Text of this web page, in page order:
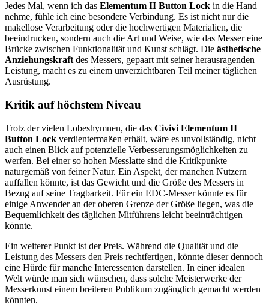
Jedes Mal, wenn ich das Elementum II Button Lock in die Hand
nehme, fühle ich eine besondere Verbindung. Es ist nicht nur die
makellose Verarbeitung oder die hochwertigen Materialien, die
beeindrucken, sondern auch die Art und Weise, wie das Messer eine
Brücke zwischen Funktionalität und Kunst schlägt. Die ästhetische
Anziehungskraft des Messers, gepaart mit seiner herausragenden
Leistung, macht es zu einem unverzichtbaren Teil meiner täglichen
Ausrüstung.
Kritik auf höchstem Niveau
Trotz der vielen Lobeshymnen, die das Civivi Elementum II
Button Lock verdientermaßen erhält, wäre es unvollständig, nicht
auch einen Blick auf potenzielle Verbesserungsmöglichkeiten zu
werfen. Bei einer so hohen Messlatte sind die Kritikpunkte
naturgemäß von feiner Natur. Ein Aspekt, der manchen Nutzern
auffallen könnte, ist das Gewicht und die Größe des Messers in
Bezug auf seine Tragbarkeit. Für ein EDC-Messer könnte es für
einige Anwender an der oberen Grenze der Größe liegen, was die
Bequemlichkeit des täglichen Mitführens leicht beeinträchtigen
könnte.
Ein weiterer Punkt ist der Preis. Während die Qualität und die
Leistung des Messers den Preis rechtfertigen, könnte dieser dennoch
eine Hürde für manche Interessenten darstellen. In einer idealen
Welt würde man sich wünschen, dass solche Meisterwerke der
Messerkunst einem breiteren Publikum zugänglich gemacht werden
könnten.